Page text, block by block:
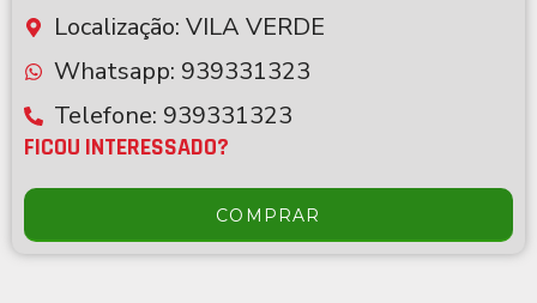
Localização: VILA VERDE
Whatsapp: 939331323
Telefone: 939331323
FICOU INTERESSADO?
COMPRAR